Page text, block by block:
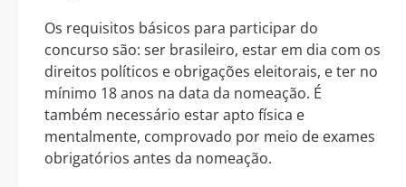
Os requisitos básicos para participar do
concurso são: ser brasileiro, estar em dia com os
direitos políticos e obrigações eleitorais, e ter no
mínimo 18 anos na data da nomeação. É
também necessário estar apto física e
mentalmente, comprovado por meio de exames
obrigatórios antes da nomeação.